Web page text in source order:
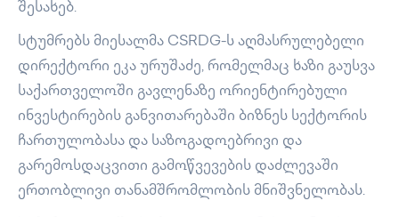
შესახებ.
სტუმრებს მიესალმა CSRDG-ს აღმასრულებელი
დირექტორი ეკა ურუშაძე, რომელმაც ხაზი გაუსვა
საქართველოში გავლენაზე ორიენტირებული
ინვესტირების განვითარებაში ბიზნეს სექტორის
ჩართულობასა და საზოგადოებრივი და
გარემოსდაცვითი გამოწვევების დაძლევაში
ერთობლივი თანამშრომლობის მნიშვნელობას.